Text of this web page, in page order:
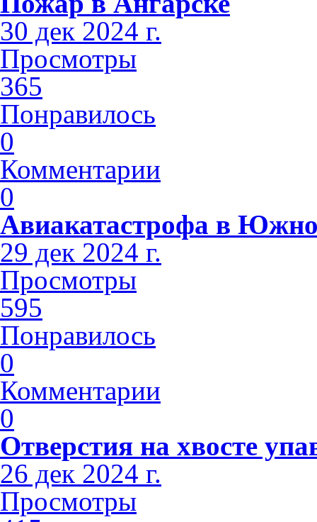
30 дек 2024 г.
Просмотры
365
Понравилось
0
Комментарии
0
Авиакатастрофа в
29 дек 2024 г.
Просмотры
595
Понравилось
0
Комментарии
0
Отверстия на хвосте
26 дек 2024 г.
Просмотры